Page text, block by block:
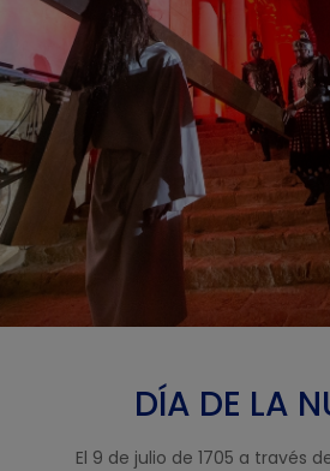
DÍA DE LA
El 9 de julio de 1705 a través